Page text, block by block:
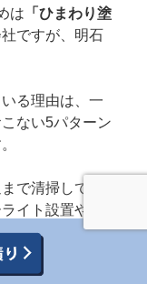
は 「ひまわり塗
ですが、明石
る理由は、一
ない5パターン
で清掃してく
イト設置や樋
も充実してい